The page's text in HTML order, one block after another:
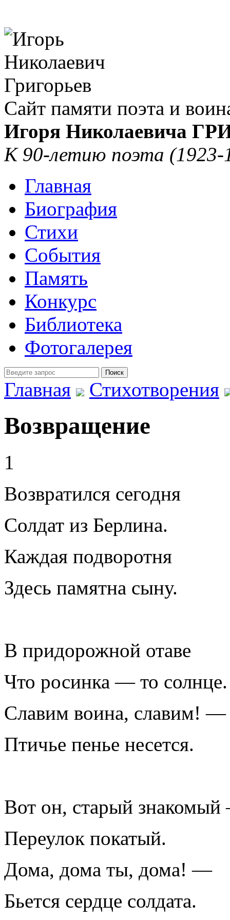
Сайт памяти поэта и
Игоря Николаевича
К 90-летию поэта (1923-
Главная
Биография
Стихи
События
Память
Конкурс
Библиотека
Фотогалерея
Главная
Стихотворения
Возвращение
1
Возвратился сегодня
Солдат из Берлина.
Каждая подворотня
Здесь памятна сыну.
В придорожной отаве
Что росинка — то солнце.
Славим воина, славим! —
Птичье пенье несется.
Вот он, старый
Переулок покатый.
Дома, дома ты, дома! —
Бьется сердце солдата.